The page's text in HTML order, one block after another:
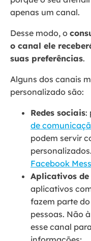
apenas um canal.
Desse modo, o
o canal ele
suas preferências.
Alguns dos canais
personalizado são:
Redes sociais:
de
podem servir
Facebook
Aplicativos de
aplicativos
fazem parte
pessoas. Não
esse canal